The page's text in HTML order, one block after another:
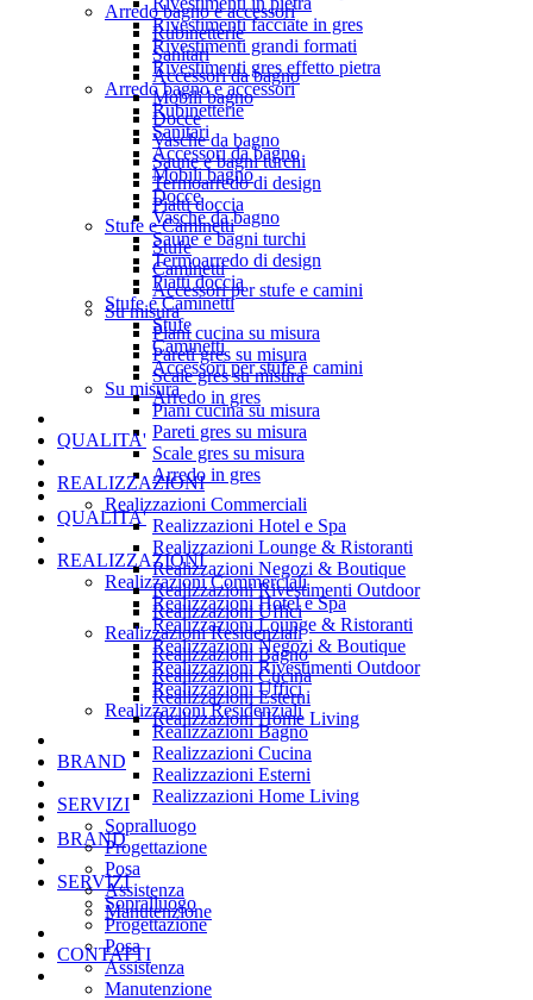
Rivestimenti facciate in gres
Rivestimenti grandi formati
Rivestimenti gres effetto pietra
Arredo bagno e accessori
Rubinetterie
Sanitari
Accessori da bagno
Mobili bagno
Docce
Vasche da bagno
Saune e bagni turchi
Termoarredo di design
Piatti doccia
Stufe e Caminetti
Stufe
Caminetti
Accessori per stufe e camini
Su misura
Piani cucina su misura
Pareti gres su misura
Scale gres su misura
Arredo in gres
QUALITA'
REALIZZAZIONI
Realizzazioni Commerciali
Realizzazioni Hotel e Spa
Realizzazioni Lounge & Ristoranti
Realizzazioni Negozi & Boutique
Realizzazioni Rivestimenti Outdoor
Realizzazioni Uffici
Realizzazioni Residenziali
Realizzazioni Bagno
Realizzazioni Cucina
Realizzazioni Esterni
Realizzazioni Home Living
BRAND
SERVIZI
Sopralluogo
Progettazione
Posa
Assistenza
Manutenzione
Arredo bagno e accessori
Rubinetterie
Sanitari
Accessori da bagno
Mobili bagno
Docce
Vasche da bagno
Saune e bagni turchi
Termoarredo di design
Piatti doccia
Stufe e Caminetti
Stufe
Caminetti
Accessori per stufe e camini
Su misura
Piani cucina su misura
Pareti gres su misura
Scale gres su misura
Arredo in gres
QUALITA'
REALIZZAZIONI
Realizzazioni Commerciali
Realizzazioni Hotel e Spa
Realizzazioni Lounge & Ristoranti
Realizzazioni Negozi & Boutique
Realizzazioni Rivestimenti Outdoor
Realizzazioni Uffici
Realizzazioni Residenziali
Realizzazioni Bagno
Realizzazioni Cucina
Realizzazioni Esterni
Realizzazioni Home Living
BRAND
SERVIZI
Sopralluogo
Progettazione
Posa
Assistenza
Manutenzione
CONTATTI